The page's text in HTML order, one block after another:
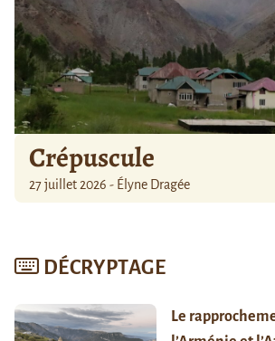
Crépuscule
27 juillet 2026 - Élyne Dragée
DÉCRYPTAGE
Le